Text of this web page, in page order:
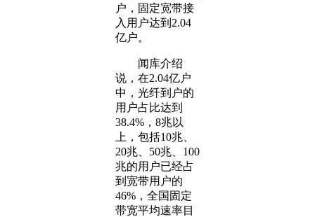
户，固定宽带接
入用户达到2.04
亿户。
闻库介绍
说，在2.04亿户
中，光纤到户的
用户占比达到
38.4%，8兆以
上，包括10兆、
20兆、50兆、100
兆的用户已经占
到宽带用户的
46%，全国固定
带宽平均速率目